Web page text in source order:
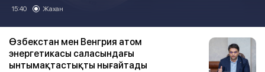
15:40 Жахан
Өзбекстан мен Венгрия атом
энергетикасы саласындағы
ынтымақтастықты нығайтады